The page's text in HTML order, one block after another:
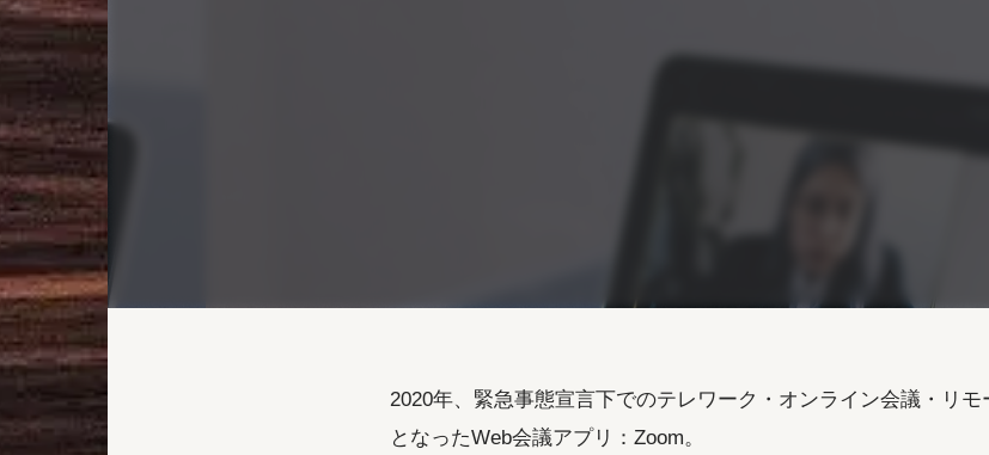
2020年、緊急事態宣言下でのテレワーク・オンライン会議・リ
となったWeb会議アプリ：Zoom。